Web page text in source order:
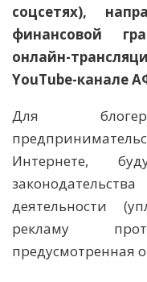
соцсетях),
финансовой
онлайн-
YouTube-канале
Для
Интернете,
деятельности
рекламу
предусмотренная